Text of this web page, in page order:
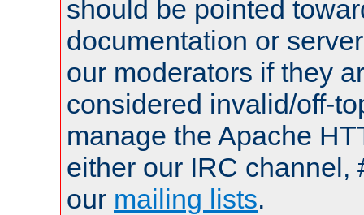
should be pointed
documentation or
our moderators if they
considered invalid/off-
manage the Apache
either our IRC channel,
our mailing lists.